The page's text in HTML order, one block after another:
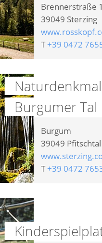
Brennerstraße
39049 Sterzing
T+39 0472
Burgumer Tal
Burgum
39049 Pfitschtal
T+39 0472